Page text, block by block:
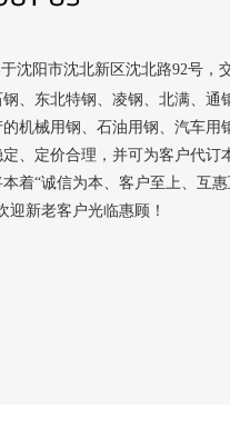
沈阳市沈北新区沈北路92号，
、东北特钢、凌钢、北满、通
机械用钢、石油用钢、汽车用
、定价合理，并可为客户代订
着“诚信为本、客户至上、互惠
迎新老客户光临惠顾！